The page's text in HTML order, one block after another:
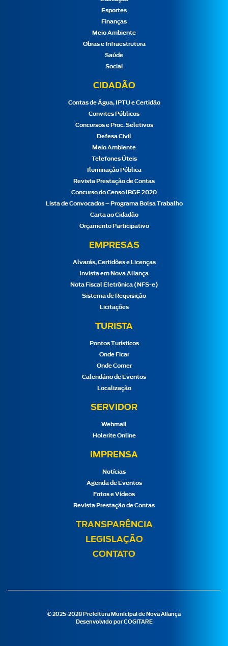
Esportes
Finanças
Meio Ambiente
Obras e Infraestrutura
Saúde
Social
CIDADÃO
Contas de Água, IPTU e Certidão
Convites Públicos
Concursos e Proc. Seletivos
Defesa Civil
Meio Ambiente
Telefones Úteis
Iluminação Pública
Revista Prestação de Contas
Concurso do Censo IBGE 2020
Lista de Convocados – Programa Bolsa Trabalho
Carta ao Cidadão
Orçamento Participativo
EMPRESAS
Alvarás, Certidões e Licenças
Invista em Nova Aliança
Nota Fiscal Eletrônica (NFS-e)
Sistema de Requisição
Licitações
TURISTA
Pontos Turísticos
Onde Ficar
Onde Comer
Calendário de Eventos
Localização
SERVIDOR
Webmail
Holerite Online
IMPRENSA
Notícias
Agenda de Eventos
Fotos e Vídeos
Revista Prestação de Contas
TRANSPARÊNCIA
LEGISLAÇÃO
CONTATO
© 2025-2028 Prefeitura Municipal de Nova Aliança
Desenvolvido por COGITARE